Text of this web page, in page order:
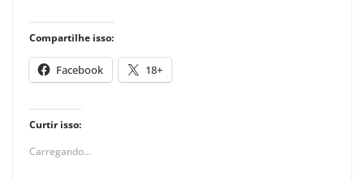
Compartilhe isso:
Facebook 18+
Curtir isso:
Carregando...